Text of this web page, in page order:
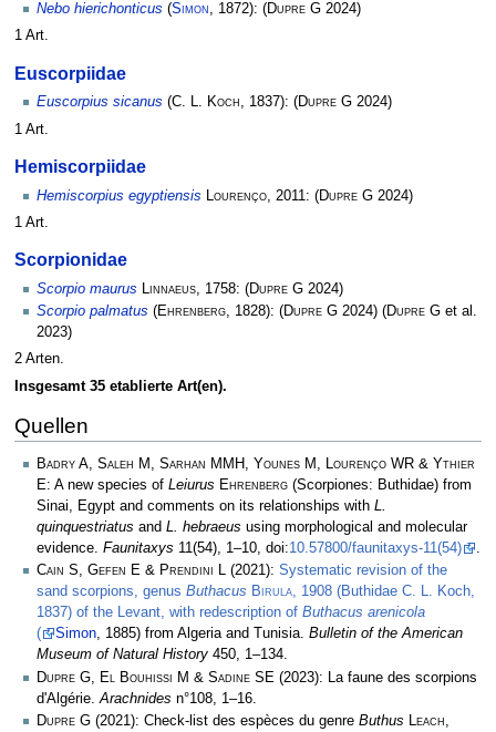
Nebo hierichonticus (Simon, 1872): (Dupre G 2024)
1 Art.
Euscorpiidae
Euscorpius sicanus (C. L. Koch, 1837): (Dupre G 2024)
1 Art.
Hemiscorpiidae
Hemiscorpius egyptiensis Lourenço , 2011: (Dupre G 2024)
1 Art.
Scorpionidae
Scorpio maurus Linnaeus , 1758: (Dupre G 2024)
Scorpio palmatus (Ehrenberg, 1828): (Dupre G 2024) (Dupre G et al.
2023)
2 Arten.
Insgesamt 35 etablierte Art(en).
Quellen
Badry A, Saleh M, Sarhan MMH, Younes M, Lourenço WR & Ythier
E: A new species of Leiurus Ehrenberg (Scorpiones: Buthidae) from
Sinai, Egypt and comments on its relationships with L.
quinquestriatus and L. hebraeus using morphological and molecular
evidence. Faunitaxys 11(54), 1–10, doi:10.57800/faunitaxys-11(54)
.
Cain S, Gefen E & Prendini L (2021): Systematic revision of the
sand scorpions, genus Buthacus Birula, 1908 (Buthidae C. L. Koch,
1837) of the Levant, with redescription of Buthacus arenicola
(
Simon, 1885) from Algeria and Tunisia. Bulletin of the American
Museum of Natural History 450, 1–134.
Dupre G, El Bouhissi M & Sadine SE (2023): La faune des scorpions
d'Algérie. Arachnides n°108, 1–16.
Dupre G (2021): Check-list des espèces du genre Buthus Leach